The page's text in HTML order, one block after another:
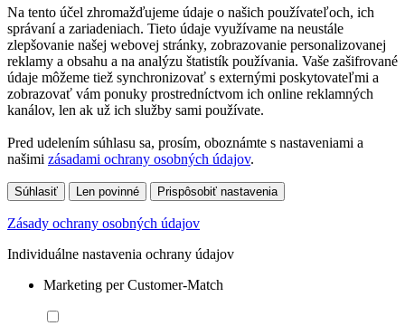
Na tento účel zhromažďujeme údaje o našich používateľoch, ich
správaní a zariadeniach. Tieto údaje využívame na neustále
zlepšovanie našej webovej stránky, zobrazovanie personalizovanej
reklamy a obsahu a na analýzu štatistík používania. Vaše zašifrované
údaje môžeme tiež synchronizovať s externými poskytovateľmi a
zobrazovať vám ponuky prostredníctvom ich online reklamných
kanálov, len ak už ich služby sami používate.
Pred udelením súhlasu sa, prosím, oboznámte s nastaveniami a
našimi zásadami ochrany osobných údajov.
Súhlasiť Len povinné Prispôsobiť nastavenia
Zásady ochrany osobných údajov
Individuálne nastavenia ochrany údajov
Marketing per Customer-Match